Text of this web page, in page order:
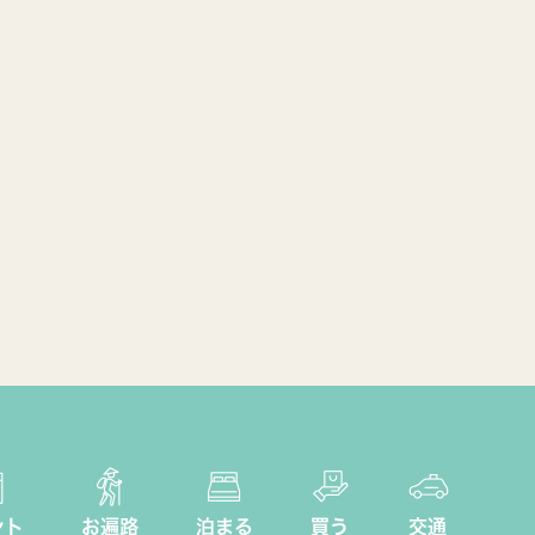
ト お遍路 泊まる 買う 交通